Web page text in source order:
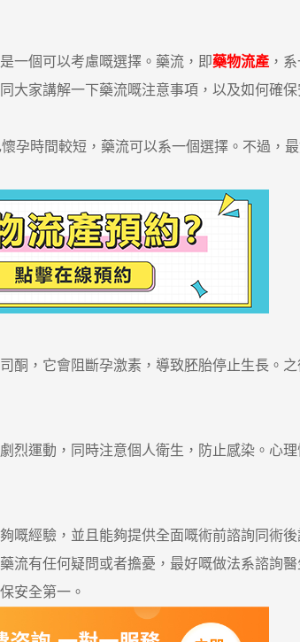
一個可以考慮嘅選擇。藥流，即藥物流產 ，
大家講解一下藥流嘅注意事項，以及如何確保
時間較短，藥流可以系一個選擇。不過，最
，它會阻斷孕激素，導致胚胎停止生長。
運動，同時注意個人衛生，防止感染。心理
經驗，並且能夠提供全面嘅術前諮詢同術後
有任何疑問或者擔憂，最好嘅做法系諮詢醫
安全第一。